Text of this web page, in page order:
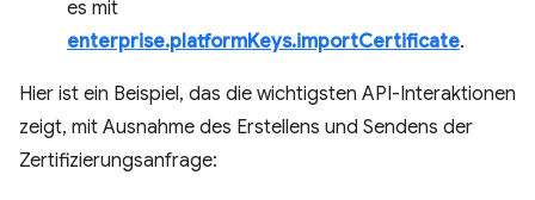
es mit
enterprise.platformKeys.importCertificate.
Hier ist ein Beispiel, das die wichtigsten API-Interaktionen
zeigt, mit Ausnahme des Erstellens und Sendens der
Zertifizierungsanfrage: